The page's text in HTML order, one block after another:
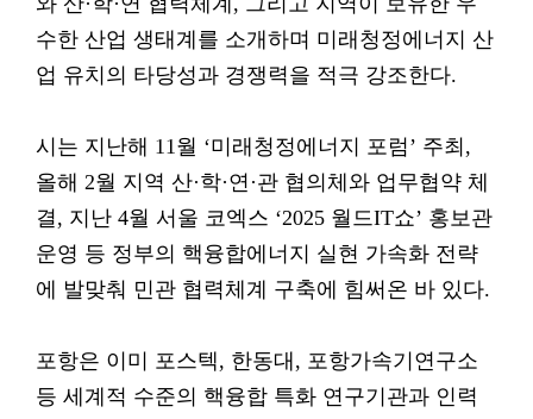
수한 산업 생태계를 소개하며 미래청정에너지 산
업 유치의 타당성과 경쟁력을 적극 강조한다.
시는 지난해 11월 ‘미래청정에너지 포럼’ 주최,
올해 2월 지역 산·학·연·관 협의체와 업무협약 체
결, 지난 4월 서울 코엑스 ‘2025 월드IT쇼’ 홍보관
운영 등 정부의 핵융합에너지 실현 가속화 전략
에 발맞춰 민관 협력체계 구축에 힘써온 바 있다.
포항은 이미 포스텍, 한동대, 포항가속기연구소
등 세계적 수준의 핵융합 특화 연구기관과 인력